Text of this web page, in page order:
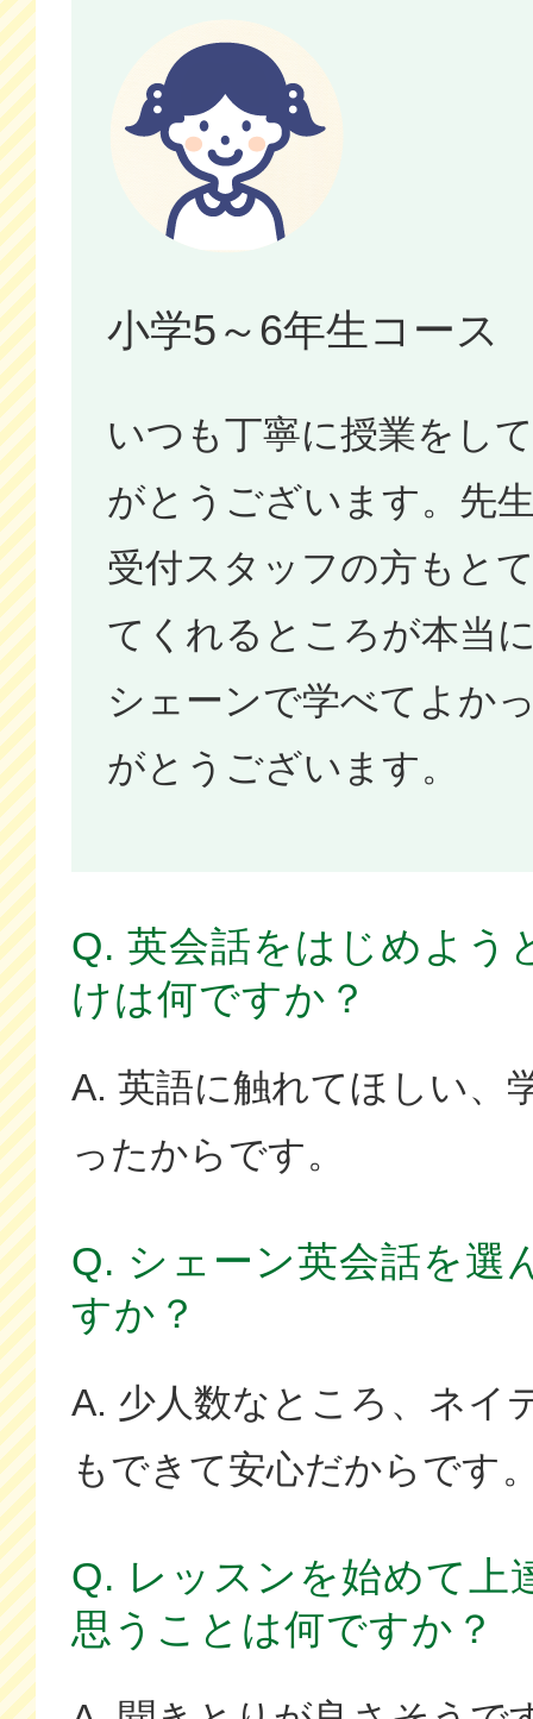
小学5～6年生コース
いつも丁寧に授業をし
がとうございます。先
受付スタッフの方もと
てくれるところが本当
シェーンで学べてよか
がとうございます。
Q. 英会話をはじめよう
けは何ですか？
A. 英語に触れてほしい、
ったからです。
Q. シェーン英会話を選
すか？
A. 少人数なところ、ネイ
もできて安心だからです
Q. レッスンを始めて上
思うことは何ですか？